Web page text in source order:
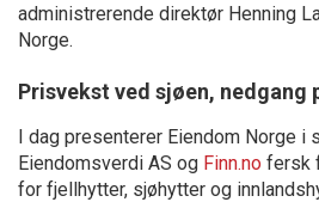
administrerende direktør Henning
Norge.
Prisvekst ved sjøen, nedgang
I dag presenterer Eiendom Norge i
Eiendomsverdi AS og Finn.no fersk
for fjellhytter, sjøhytter og